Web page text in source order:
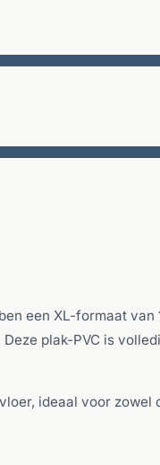
een XL-formaat van
plak-PVC is
ideaal voor zowel